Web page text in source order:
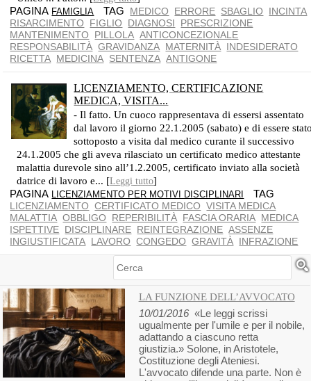
PAGINA FAMIGLIA TAG MEDICO ERRORE SBAGLIO
INCINTA
RISARCIMENTO
FIGLIO DIAGNOSI
PRESCRIZIONE
MANTENIMENTO
PILLOLA ANTICONCEZIONALE
RESPONSABILITÀ GRAVIDANZA MATERNITÀ INDESIDERATO
RICETTA MEDICINA SENTENZA ANTIGONE
LICENZIAMENTO, CERTIFICAZIONE
MEDICA, VISITA...
- Il fatto. Un cuoco rappresentava di essersi assentato
dal lavoro il giorno 22.1.2005 (sabato) e di essere
sottoposto a visita dal medico curante il successivo
24.1.2005 che gli aveva rilasciato un certificato medico attestante
malattia durevole sino all’1.2.2005, certificato inviato alla società
datrice di lavoro e... [Leggi tutto]
PAGINA LICENZIAMENTO PER MOTIVI DISCIPLINARI TAG
LICENZIAMENTO CERTIFICATO MEDICO VISITA MEDICA
MALATTIA OBBLIGO REPERIBILITÀ FASCIA ORARIA MEDICA
ISPETTIVE DISCIPLINARE REINTEGRAZIONE ASSENZE
INGIUSTIFICATA LAVORO CONGEDO GRAVITÀ INFRAZIONE
Cerca
LA FUNZIONE DELL’AVVOCATO
10/01/2016«Le leggi scrissi
ugualmente per l'umile e per il nobile,
adattando a ciascuno retta
giustizia.» Solone, in Aristotele,
Costituzione degli Ateniesi.
L'avvocato difende una parte. Non è